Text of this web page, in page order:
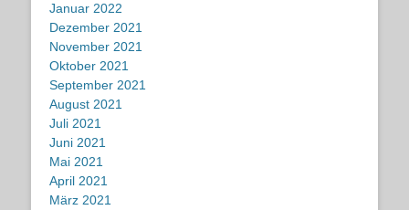
Januar 2022
Dezember 2021
November 2021
Oktober 2021
September 2021
August 2021
Juli 2021
Juni 2021
Mai 2021
April 2021
März 2021